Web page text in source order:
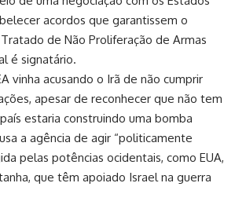
acordos que garantissem o
de Não Proliferação de Armas
é signatário.
vinha acusando o Irã de não cumprir
apesar de reconhecer que não tem
estaria construindo uma bomba
a agência de agir “politicamente
pelas potências ocidentais, como EUA,
que têm apoiado Israel na guerra